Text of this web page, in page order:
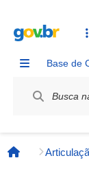
Base de
Página inicial